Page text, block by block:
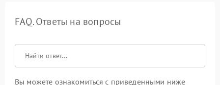
FAQ. Ответы на вопросы
Вы можете ознакомиться с приведенными ниже